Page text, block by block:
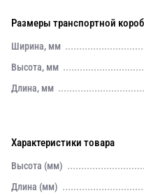
Размеры транспортной
Ширина, мм
Высота, мм
Длина, мм
Характеристики товара
Высота (мм)
Длина (мм)